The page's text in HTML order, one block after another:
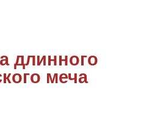
длинного
меча